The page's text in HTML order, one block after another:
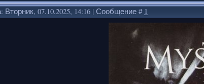
Вторник, 07.10.2025, 14:16 | Сообщение # 1